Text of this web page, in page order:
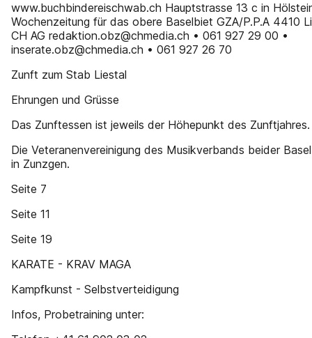
www.buchbindereischwab.ch Hauptstrasse 13 c in
Wochenzeitung für das obere Baselbiet GZA/P.P.A 4410
CH AG redaktion.obz@chmedia.ch • 061 927 29 00 •
inserate.obz@chmedia.ch • 061 927 26 70
Zunft zum Stab Liestal
Ehrungen und Grüsse
Das Zunftessen ist jeweils der Höhepunkt des Zunftjahres.
Die Veteranenvereinigung des Musikverbands beider
in Zunzgen.
Seite 7
Seite 11
Seite 19
KARATE - KRAV MAGA
Kampfkunst - Selbstverteidigung
Infos, Probetraining unter: